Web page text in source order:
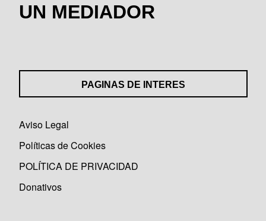
UN MEDIADOR
PAGINAS DE INTERES
Aviso Legal
Políticas de Cookies
POLÍTICA DE PRIVACIDAD
Donativos